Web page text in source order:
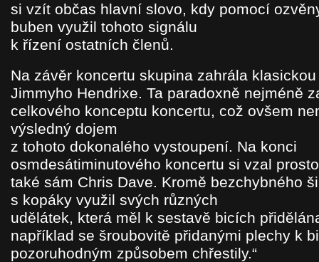
si vzít občas hlavní slovo, kdy pomocí
buben využil tohoto signálu
k řízení ostatních členů.
Na závěr koncertu skupina zahrála
Jimmyho Hendrixe. Ta paradoxně nejméně
celkového konceptu koncertu, což ovšem
výsledný dojem
z tohoto dokonalého vystoupení. Na konci
osmdesátiminutového koncertu si vzal
také sám Chris Dave. Kromě bezchybného
s kopáky využil svých různých
udělátek, která měl k sestavě bicích
například se šroubovitě přidanými plechy k
pozoruhodným způsobem chřestily.“